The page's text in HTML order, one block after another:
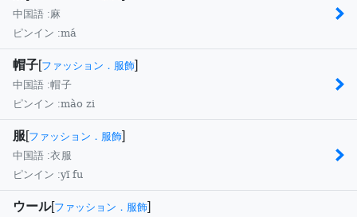
中国語 :麻
ピンイン :má
帽子[ファッション．服飾]
中国語 :帽子
ピンイン :mào zi
服[ファッション．服飾]
中国語 :衣服
ピンイン :yī fu
ウール[ファッション．服飾]